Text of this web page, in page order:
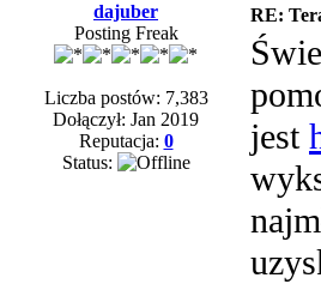
dajuber
Posting Freak
Liczba postów: 7,383
Dołączył: Jan 2019
Reputacja: 0
Status:
RE:
jest